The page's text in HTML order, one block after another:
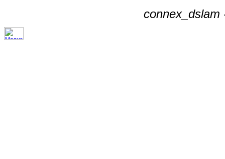
connex_dslam